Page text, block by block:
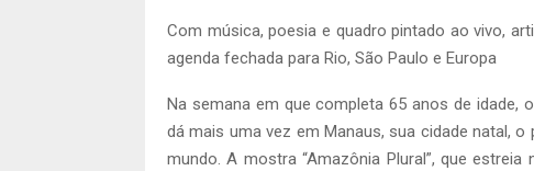
Com música, poesia e quadro pintado ao vivo,
agenda fechada para Rio, São Paulo e Europa
Na semana em que completa 65 anos de idade,
dá mais uma vez em Manaus, sua cidade natal,
mundo. A mostra “Amazônia Plural”, que